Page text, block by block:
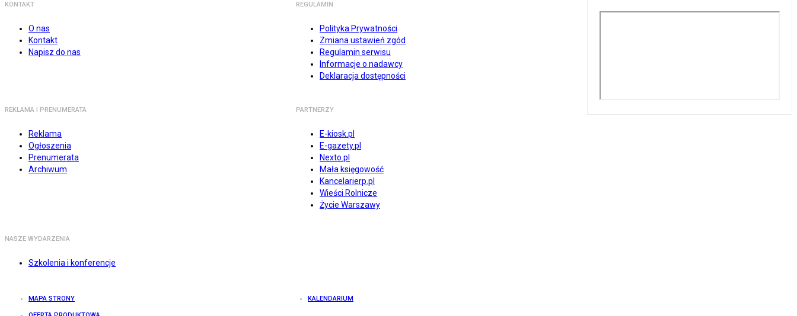
KONTAKT
O nas
Kontakt
Napisz do nas
REGULAMIN
Polityka Prywatności
Zmiana ustawień zgód
Regulamin serwisu
Informacje o nadawcy
Deklaracja dostępności
REKLAMA I PRENUMERATA
Reklama
Ogłoszenia
Prenumerata
Archiwum
PARTNERZY
E-kiosk.pl
E-gazety.pl
Nexto.pl
Mała księgowość
Kancelarierp.pl
Wieści Rolnicze
Życie Warszawy
NASZE WYDARZENIA
Szkolenia i konferencje
MAPA STRONY KALENDARIUM